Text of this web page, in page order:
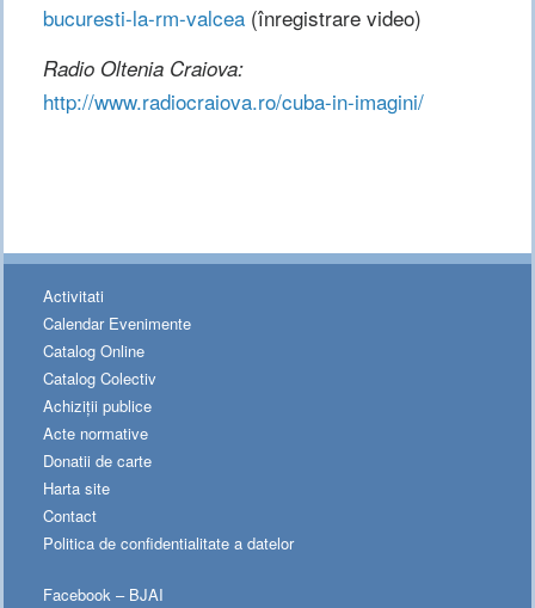
bucuresti-la-rm-valcea (înregistrare video)
Radio Oltenia Craiova:
http://www.radiocraiova.ro/cuba-in-imagini/
Activitati
Calendar Evenimente
Catalog Online
Catalog Colectiv
Achiziții publice
Acte normative
Donatii de carte
Harta site
Contact
Politica de confidentialitate a datelor
Facebook – BJAI